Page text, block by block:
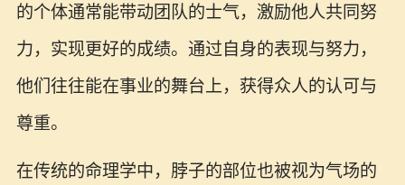
的个体通常能带动团队的士气，激励他人共同努
力，实现更好的成绩。通过自身的表现与努力，
他们往往能在事业的舞台上，获得众人的认可与
尊重。
在传统的命理学中，脖子的部位也被视为气场的